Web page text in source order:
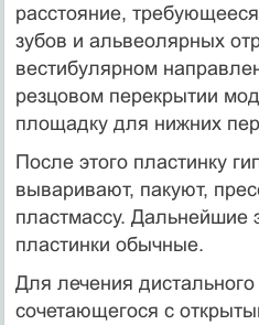
расстояние,
зубов и альвеолярных
вестибулярном
резцовом перекрытии
площадку для нижних
После этого пластинку
вываривают, пакуют,
пластмассу. Дальнейшие
пластинки обычные.
Для лечения дистального
сочетающегося с